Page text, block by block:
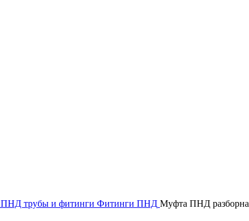
ПНД трубы и фитинги Фитинги ПНД Муфта ПНД